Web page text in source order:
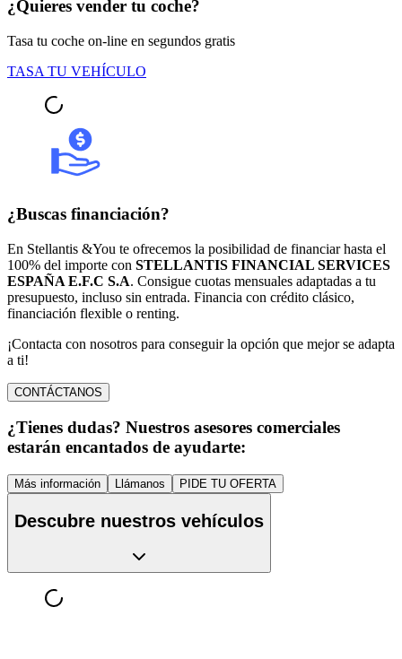
¿Quieres vender tu coche?
Tasa tu coche on-line en segundos gratis
TASA TU VEHÍCULO
¿Buscas financiación?
En Stellantis &You te ofrecemos la posibilidad de financiar hasta el
100% del importe con STELLANTIS FINANCIAL SERVICES
ESPAÑA E.F.C S.A. Consigue cuotas mensuales adaptadas a tu
presupuesto, incluso sin entrada. Financia con crédito clásico,
financiación flexible o renting.
¡Contacta con nosotros para conseguir la opción que mejor se adapta
a ti!
CONTÁCTANOS
¿Tienes dudas? Nuestros asesores comerciales
estarán encantados de ayudarte:
Más información Llámanos PIDE TU OFERTA
Descubre nuestros vehículos